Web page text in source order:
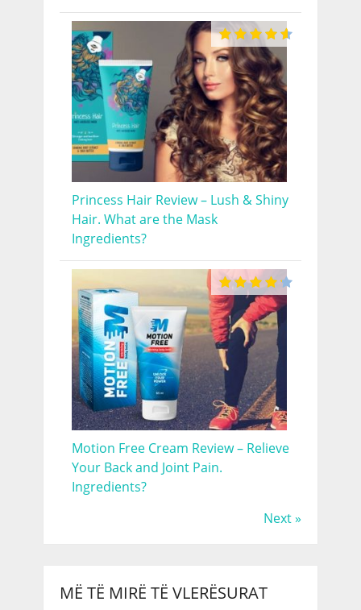
Princess Hair Review – Lush & Shiny
Hair. What are the Mask
Ingredients?
Motion Free Cream Review – Relieve
Your Back and Joint Pain.
Ingredients?
Next »
MË TË MIRË TË VLERËSURAT